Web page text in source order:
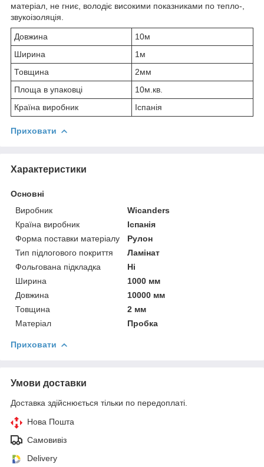
матеріал, не гниє, володіє високими показниками по тепло-,
звукоізоляція.
Довжина
10м
Ширина
1м
Товщина
2мм
Площа в упаковці
10м.кв.
Країна виробник
Іспанія
Приховати
Характеристики
Основні
Виробник
Wicanders
Країна виробник
Іспанія
Форма поставки матеріалу
Рулон
Тип підлогового покриття
Ламінат
Фольгована підкладка
Ні
Ширина
1000 мм
Довжина
10000 мм
Товщина
2 мм
Матеріал
Пробка
Приховати
Умови доставки
Доставка здійснюється тільки по передоплаті.
Нова Пошта
Самовивіз
Delivery